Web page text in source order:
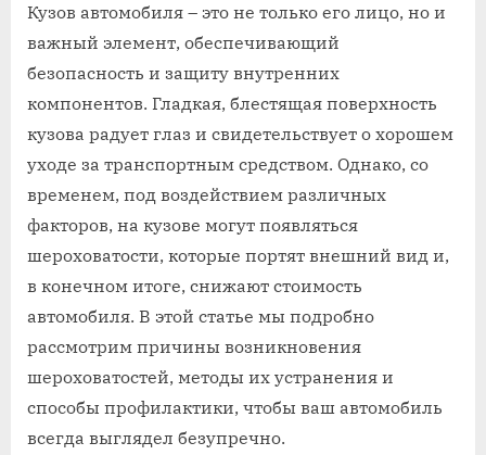
Кузов автомобиля – это не только его лицо‚ но и
важный элемент‚ обеспечивающий
безопасность и защиту внутренних
компонентов. Гладкая‚ блестящая поверхность
кузова радует глаз и свидетельствует о хорошем
уходе за транспортным средством. Однако‚ со
временем‚ под воздействием различных
факторов‚ на кузове могут появляться
шероховатости‚ которые портят внешний вид и‚
в конечном итоге‚ снижают стоимость
автомобиля. В этой статье мы подробно
рассмотрим причины возникновения
шероховатостей‚ методы их устранения и
способы профилактики‚ чтобы ваш автомобиль
всегда выглядел безупречно.